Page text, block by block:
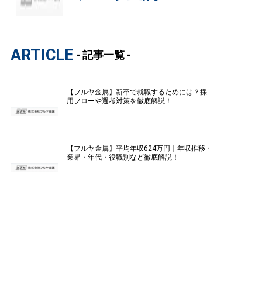
ARTICLE - 記事一覧 -
【フルヤ金属】新卒で就職するためには？採
用フローや選考対策を徹底解説！
【フルヤ金属】平均年収624万円｜年収推移・
業界・年代・役職別など徹底解説！